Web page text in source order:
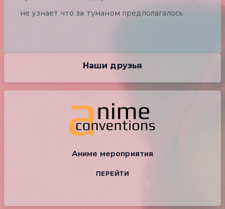
не узнает что за туманом предполагалось
Наши друзья
Аниме мероприятия
ПЕРЕЙТИ